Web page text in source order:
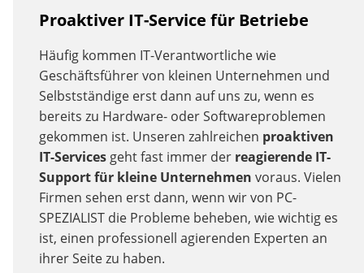
Proaktiver IT-Service für Betriebe
Häufig kommen IT-Verantwortliche wie
Geschäftsführer von kleinen Unternehmen und
Selbstständige erst dann auf uns zu, wenn es
bereits zu Hardware- oder Softwareproblemen
gekommen ist. Unseren zahlreichen proaktiven
IT-Services geht fast immer der reagierende IT-
Support für kleine Unternehmen voraus. Vielen
Firmen sehen erst dann, wenn wir von PC-
SPEZIALIST die Probleme beheben, wie wichtig es
ist, einen professionell agierenden Experten an
ihrer Seite zu haben.